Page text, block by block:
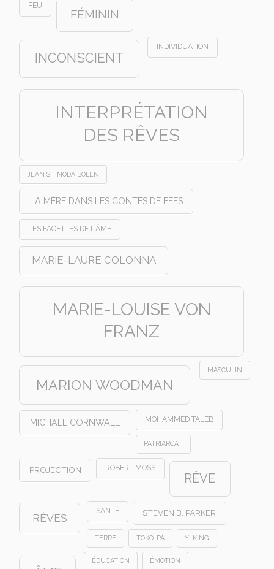
FEU
FÉMININ
INCONSCIENT
INDIVIDUATION
INTERPRÉTATION
DES RÊVES
JEAN SHINODA BOLEN
LA MÈRE DANS LES CONTES DE FÉES
LES FACETTES DE L'ÂME
MARIE-LAURE COLONNA
MARIE-LOUISE VON
FRANZ
MARION WOODMAN
MASCULIN
MICHAEL CORNWALL MOHAMMED TALEB
PATRIARCAT
PROJECTION ROBERT MOSS
RÊVE
RÊVES
SANTÉ STEVEN B. PARKER
TERRE TOKO-PA YI KING
ÉDUCATION ÉMOTION